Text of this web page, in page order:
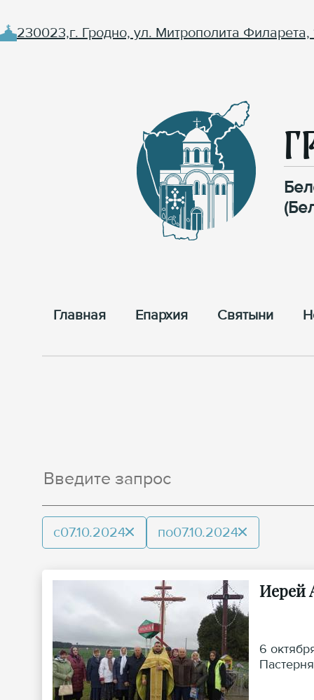
230023,г. Гродно, ул. Митрополита Филарета,
Главная Епархия Cвятыни
с07.10.2024 по07.10.2024
Иерей
6